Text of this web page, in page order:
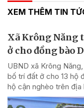
XEM THÊM TIN
Xã Krông Năng
ở cho đồng bào
UBND xã Krông
bố trí đất ở cho 13 hộ
hộ cận nghèo trên địa